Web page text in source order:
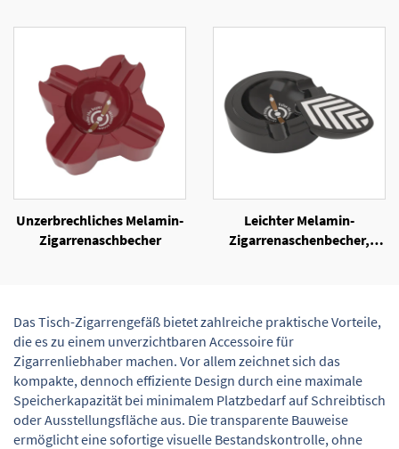
Unzerbrechliches Melamin-
Zigarrenaschbecher
Leichter Melamin-
Zigarrenaschenbecher,
Das Tisch-Zigarrengefäß bietet zahlreiche praktische Vorteile,
die es zu einem unverzichtbaren Accessoire für
Zigarrenliebhaber machen. Vor allem zeichnet sich das
kompakte, dennoch effiziente Design durch eine maximale
Speicherkapazität bei minimalem Platzbedarf auf Schreibtisch
oder Ausstellungsfläche aus. Die transparente Bauweise
ermöglicht eine sofortige visuelle Bestandskontrolle, ohne